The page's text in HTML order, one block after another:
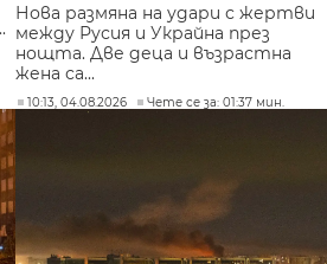
Нова размяна на удари с жертви
между Русия и Украйна през
нощта. Две деца и възрастна
жена са...
10:13, 04.08.2026 Чете се за: 01:37 мин.